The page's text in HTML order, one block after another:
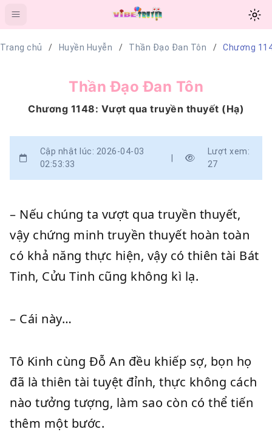
Trang chủ Huyền Huyễn Thần Đạo Đan Tôn Chương
Thần Đạo Đan Tôn
Chương 1148: Vượt qua truyền thuyết (Hạ)
Cập nhật lúc: 2026-04-03
02:53:33
|
Lượt xem:
27
– Nếu chúng ta vượt qua truyền thuyết,
vậy chứng minh truyền thuyết hoàn toàn
có khả năng thực hiện, vậy có thiên tài Bát
Tinh, Cửu Tinh cũng không kì lạ.
– Cái này…
Tô Kinh cùng Đỗ An đều khiếp sợ, bọn họ
đã là thiên tài tuyệt đỉnh, thực không cách
nào tưởng tượng, làm sao còn có thể tiến
thêm một bước.